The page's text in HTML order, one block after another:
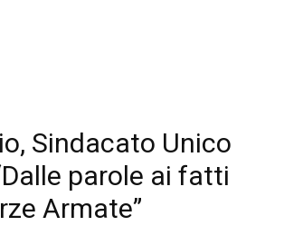
Sindacato Unico
parole ai fatti
Armate”